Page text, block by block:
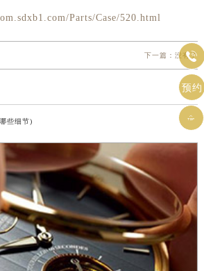
Parts/Case/520.html
下一篇：没有了
些细节)

预约
